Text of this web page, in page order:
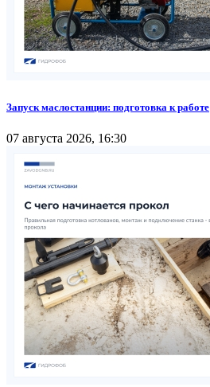
Запуск маслостанции: подготовка к работе
07 августа 2026, 16:30